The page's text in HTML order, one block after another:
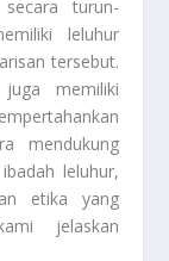
turun-
leluhur
tersebut.
memiliki
mendukung
leluhur,
etika yang
jelaskan